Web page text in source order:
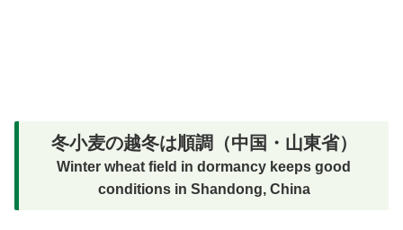
冬小麦の越冬は順調（中国・山東省）
Winter wheat field in dormancy keeps good
conditions in Shandong, China